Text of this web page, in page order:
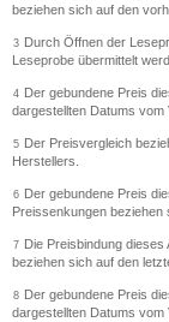
beziehen sich auf den
3 Durch Öffnen der
Leseprobe übermittelt
4 Der gebundene Preis
dargestellten Datums vom
5 Der Preisvergleich
Herstellers.
6 Der gebundene Preis
Preissenkungen beziehen
7 Die Preisbindung
beziehen sich auf den
8 Der gebundene Preis
dargestellten Datums vom